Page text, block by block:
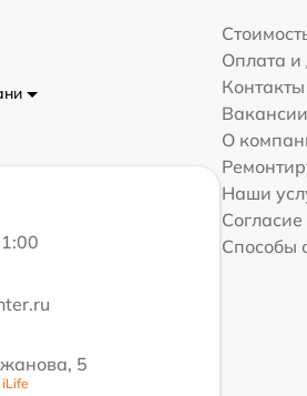
5
iLife
Оплата и
Контакты
Вакансии
О
Наши
Способы